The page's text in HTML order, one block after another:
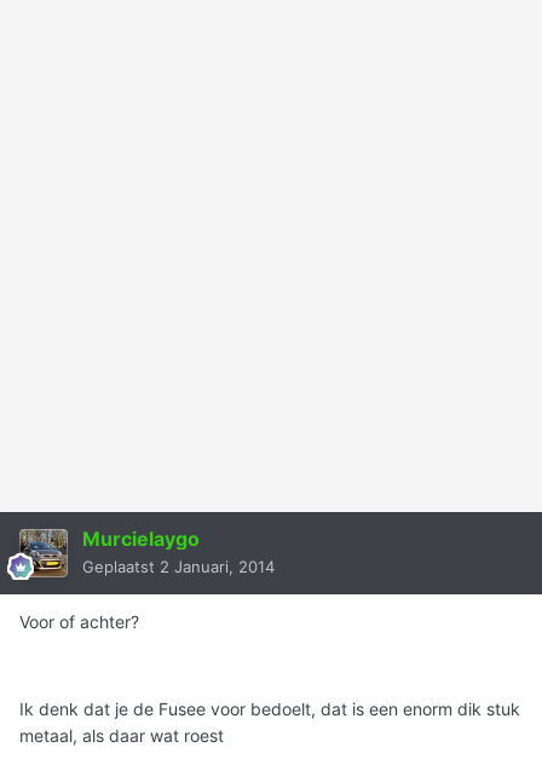
Murcielaygo
Geplaatst 2 Januari, 2014
Voor of achter?
Ik denk dat je de Fusee voor bedoelt, dat is een enorm dik stuk
metaal, als daar wat roest